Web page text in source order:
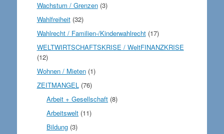
Wachstum / Grenzen(3)
Wahlfreiheit(32)
Wahlrecht / Familien-/Kinderwahlrecht(17)
WELTWIRTSCHAFTSKRISE / WeltFINANZKRISE
(12)
Wohnen / Mieten(1)
ZEITMANGEL(76)
Arbeit + Gesellschaft (8)
Arbeitswelt (11)
Bildung (3)